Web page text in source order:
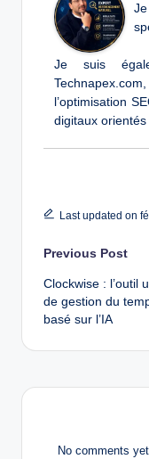
Je suis
l’optimisation
digitaux
Last updated on
Post
Previous Post
Clockwise : l’outil
de gestion du
basé sur l’IA
No comments